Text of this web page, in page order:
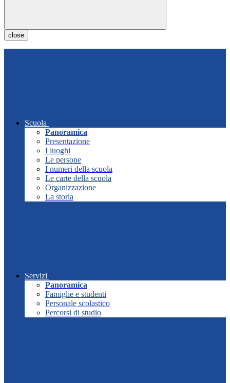
close
Scuola
Panoramica
Presentazione
I luoghi
Le persone
I numeri della scuola
Le carte della scuola
Organizzazione
La storia
Servizi
Panoramica
Famiglie e studenti
Personale scolastico
Percorsi di studio